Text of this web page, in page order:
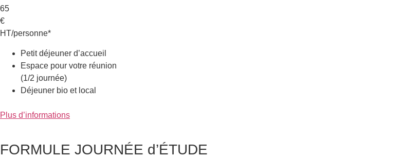
65
€
HT/personne*
Petit déjeuner d’accueil
Espace pour votre réunion
(1/2 journée)
Déjeuner bio et local
Plus d’informations
FORMULE JOURNÉE d’ÉTUDE